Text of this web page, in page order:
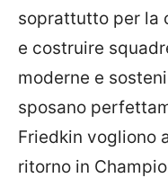
soprattutto per la
e costruire
moderne e
sposano
Friedkin vogliono
ritorno in